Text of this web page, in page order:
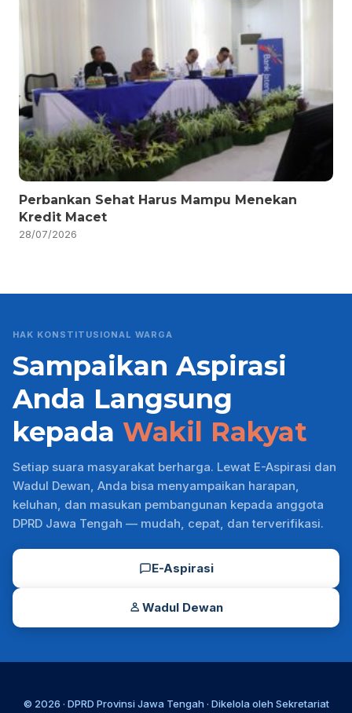
Perbankan Sehat Harus Mampu Menekan
Kredit Macet
28/07/2026
HAK KONSTITUSIONAL WARGA
Sampaikan Aspirasi
Anda Langsung
kepada Wakil Rakyat
Setiap suara masyarakat berharga. Lewat E-Aspirasi dan
Wadul Dewan, Anda bisa menyampaikan harapan,
keluhan, dan masukan pembangunan kepada anggota
DPRD Jawa Tengah — mudah, cepat, dan terverifikasi.
E-Aspirasi
Wadul Dewan
© 2026 · DPRD Provinsi Jawa Tengah · Dikelola oleh Sekretariat